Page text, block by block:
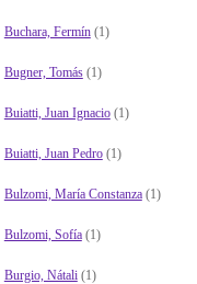
Buchara, Fermín(1)
Bugner, Tomás(1)
Buiatti, Juan Ignacio(1)
Buiatti, Juan Pedro(1)
Bulzomi, María Constanza(1)
Bulzomi, Sofía(1)
Burgio, Nátali(1)